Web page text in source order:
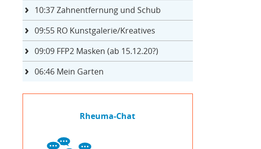
10:37Zahnentfernung und Schub
09:55RO Kunstgalerie/Kreatives
09:09FFP2 Masken (ab 15.12.20?)
06:46Mein Garten
Rheuma-Chat